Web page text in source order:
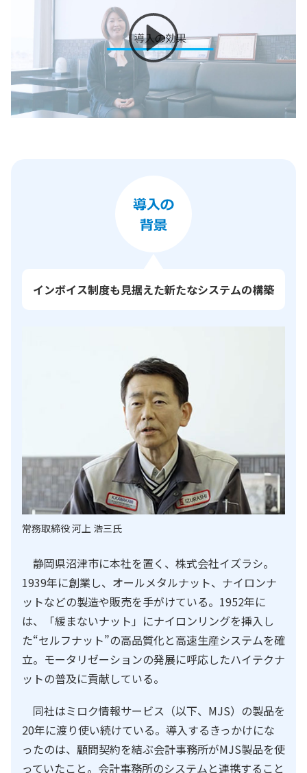
インボイス制度も見据えた新たなシステムの構築
常務取締役 河上 浩三氏
静岡県沼津市に本社を置く、株式会社イズラシ。
1939年に創業し、オールメタルナット、ナイロンナ
ットなどの製造や販売を手がけている。1952年に
は、「緩まないナット」にナイロンリングを挿入し
た“セルフナット”の高品質化と高速生産システムを確
立。モータリゼーションの発展に呼応したハイテクナ
ットの普及に貢献している。
同社はミロク情報サービス（以下、MJS）の製品を
20年に渡り使い続けている。導入するきっかけにな
ったのは、顧問契約を結ぶ会計事務所がMJS製品を使
っていたこと。会計事務所のシステムと連携すること